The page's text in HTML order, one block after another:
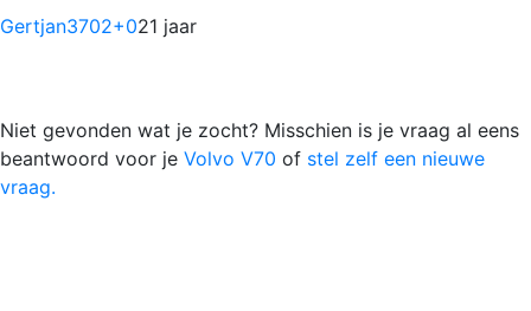
Gertjan3702+021 jaar
Niet gevonden wat je zocht? Misschien is je vraag al eens
beantwoord voor je Volvo V70 of stel zelf een nieuwe
vraag.